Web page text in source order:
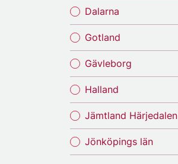
Dalarna
Gotland
Gävleborg
Halland
Jämtland Härjedalen
Jönköpings län